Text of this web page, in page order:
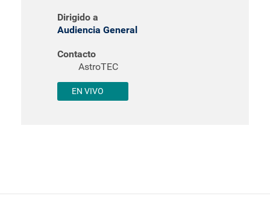
Dirigido a
Audiencia General
Contacto
AstroTEC
EN VIVO